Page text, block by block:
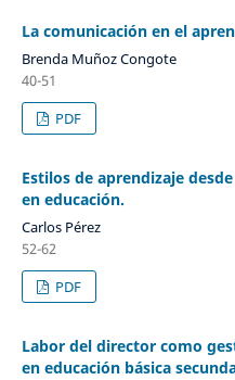
La comunicación en el
Brenda Muñoz Congote
40-51
PDF
Estilos de aprendizaje
en educación.
Carlos Pérez
52-62
PDF
Labor del director como
en educación básica